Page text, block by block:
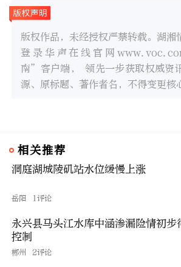
版权作品，未经授权严禁转载。湖湘
登录华声在线官网
南”客户端， 领先一步获取权威资
源、原标题、著作者名，不得变更核
相关推荐
洞庭湖城陵矶站水位缓慢上涨
岳阳 1评论
永兴县马头江水库中涵渗漏险情初步
控制
郴州 2评论